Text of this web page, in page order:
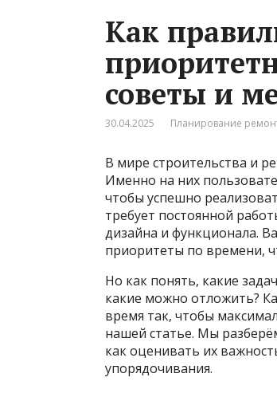
Как
советы и
30.04.2025 Планирование
В мире строительства и
Именно на них
чтобы успешно
требует постоянной
дизайна и функционала.
приоритеты по времени,
Но как понять, какие
какие можно отложить?
время так, чтобы
нашей статье. Мы
как оценивать их
упорядочивания.